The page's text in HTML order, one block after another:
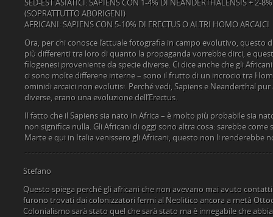
SED-EST ASIATICI: SAPIENS CON 1-4% DI NEANDERTHALENSIS + 2-
(SOPRATTUTTO ABORIGENI)
AFRICANI: SAPIENS CON 5-10% DI ERECTUS O ALTRI HOMO ARCAICI
Ora, per chi conosce l’attuale fotografia in campo evolutivo, questo
più differenti tra loro di quanto la propaganda vorrebbe dirci, e
filogenesi proveniente da specie diverse. Ci dice anche che gli
ci sono molte differene interne – sono il frutto di un incrocio tra
ominidi arcaici non evolutisi. Perché vedi, Sapiens e Neanderthal
diverse, erano una evoluzione dell’Erectus.
Il fatto che il Sapiens sia nato in Africa – è molto più probabile sia
non significa nulla. Gli Africani di oggi sono altra cosa: sarebbe come
Marte e qui in Italia venissero gli Africani, questo non li renderebbe
Stefano
Questo spiega perché gli africani che non avevano mai avuto
furono trovati dai colonizzatori fermi al Neolitico ancora a metà
Colonialismo sarà stato quel che sarà stato ma è innegabile che